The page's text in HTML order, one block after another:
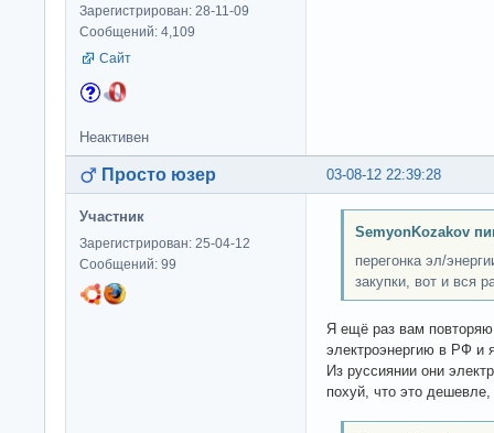
Зарегистрирован: 28-11-09
Сообщений: 4,109
Сайт
Неактивен
03-08-12 22:39:28
Просто юзер
Участник
Зарегистрирован: 25-04-12
Сообщений: 99
SemyonKozakov
перегонка эл/
закупки, вот и вся
Я ещё раз вам
электроэнергию в РФ и
Из руссиянии они
похуй, что это